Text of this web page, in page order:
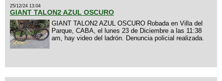
25/12/24 13:04
GIANT TALON2 AZUL OSCURO
GIANT TALON2 AZUL OSCURO Robada en Villa del
Parque, CABA, el lunes 23 de Diciembre a las 11:38
am, hay video del ladrón. Denuncia policial realizada.